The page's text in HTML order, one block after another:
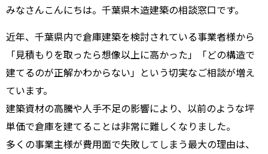
みなさんこんにちは。千葉県木造建築の相談窓口です。
近年、千葉県内で倉庫建築を検討されている事業者様から
「見積もりを取ったら想像以上に高かった」「どの構造で
建てるのが正解かわからない」という切実なご相談が増え
ています。
建築資材の高騰や人手不足の影響により、以前のような坪
単価で倉庫を建てることは非常に難しくなりました。
多くの事業主様が費用面で失敗してしまう最大の理由は、